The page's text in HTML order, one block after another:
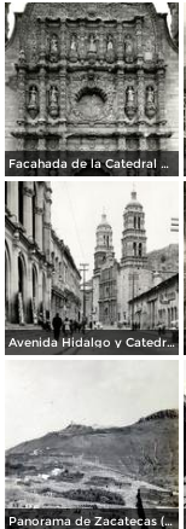
Facahada de la Catedral de Zacatecas
Avenida Hidalgo y Catedral de Zacatecas
Panorama de Zacatecas ( 1909 ).